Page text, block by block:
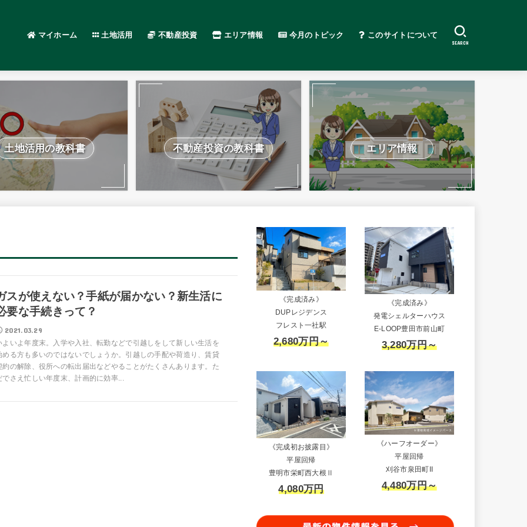
マイホーム 土地活用 不動産投資 エリア情報 今月のトピック このサイトについて
SEARCH
土地活用の教科書 不動産投資の教科書 エリア情報
スが使えない？手紙が届かない？新生活に
要な手続きって？
2021.03.29
よいよ年度末。入学や入社、転勤などで引越しをして新しい生活を
める方も多いのではないでしょうか。引越しの手配や荷造り、賃貸
約の解除、役所への転出届出などやることがたくさんあります。た
でさえ忙しい年度末、計画的に効率...
《完成済み》
DUPレジデンス
フレスト一社駅
2,680万円～
《完成済み》
発電シェルターハウス
E-LOOP豊田市前山町
3,280万円～
《完成初お披露目》
平屋回帰
豊明市栄町西大根Ⅱ
4,080万円
《ハーフオーダー》
平屋回帰
刈谷市泉田町II
4,480万円～